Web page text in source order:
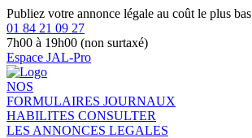
Publiez votre annonce légale au coût le plus bas
01 84 21 09 27
7h00 à 19h00 (non surtaxé)
Espace JAL-Pro
NOS
FORMULAIRES JOURNAUX
HABILITES CONSULTER
LES ANNONCES LEGALES